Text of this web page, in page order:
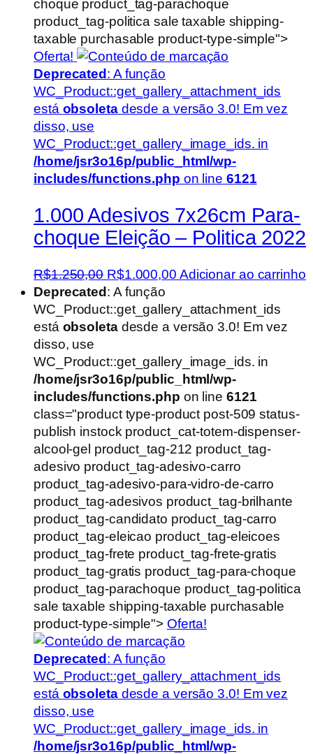
choque product_tag-parachoque
product_tag-politica sale taxable shipping-
taxable purchasable product-type-simple">
Oferta!
Deprecated : A função
WC_Product::get_gallery_attachment_ids
está obsoletadesde a versão 3.0! Em vez
disso, use
WC_Product::get_gallery_image_ids. in
/home/jsr3o16p/public_html/wp-
includes/functions.php on line 6121
1.000 Adesivos 7x26cm Para-
choque Eleição – Politica 2022
R$1.250,00 O
preço
original
era:
R$1.000,00O
atual
é:
Adicionar ao carrinho
Deprecated: A função
WC_Product::get_gallery_attachment_ids
está obsoletadesde a versão 3.0! Em vez
disso, use
WC_Product::get_gallery_image_ids. in
/home/jsr3o16p/public_html/wp-
includes/functions.php on line 6121
class="product type-product post-509 status-
publish instock product_cat-totem-dispenser-
alcool-gel product_tag-212 product_tag-
adesivo product_tag-adesivo-carro
product_tag-adesivo-para-vidro-de-carro
product_tag-adesivos product_tag-brilhante
product_tag-candidato product_tag-carro
product_tag-eleicao product_tag-eleicoes
product_tag-frete product_tag-frete-gratis
product_tag-gratis product_tag-para-choque
product_tag-parachoque product_tag-politica
sale taxable shipping-taxable purchasable
product-type-simple"> Oferta!
Deprecated: A função
WC_Product::get_gallery_attachment_ids
está obsoletadesde a versão 3.0! Em vez
disso, use
WC_Product::get_gallery_image_ids. in
/home/jsr3o16p/public_html/wp-